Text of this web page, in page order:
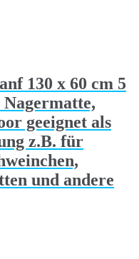
130 x 60 cm 5
geeignet als
z.B. für
und andere